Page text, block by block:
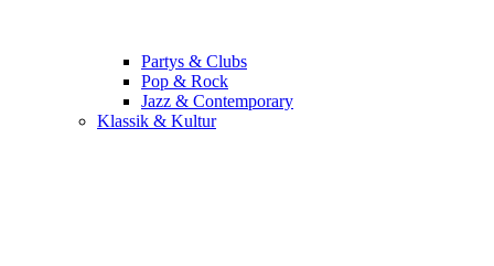
Partys & Clubs
Pop & Rock
Jazz & Contemporary
Klassik & Kultur